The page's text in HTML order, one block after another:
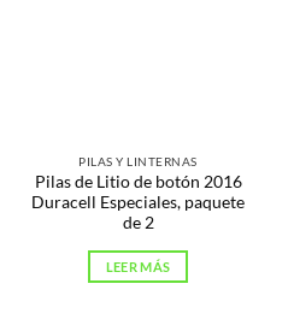
PILAS Y LINTERNAS
Pilas de Litio de botón 2016
Duracell Especiales, paquete
de 2
LEER MÁS